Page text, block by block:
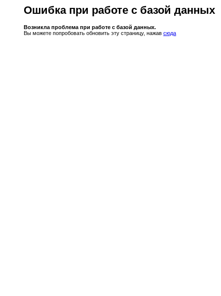
Ошибка при работе с базой данных
Возникла проблема при работе с базой данных.
Вы можете попробовать обновить эту страницу, нажав сюда